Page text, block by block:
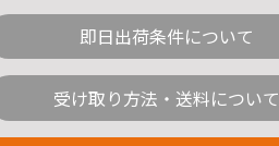
即日出荷条件について
受け取り方法・送料について